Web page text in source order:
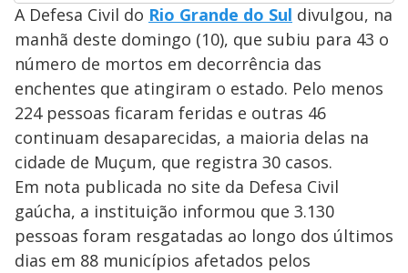
A Defesa Civil do Rio Grande do Sul divulgou, na
manhã deste domingo (10), que subiu para 43 o
número de mortos em decorrência das
enchentes que atingiram o estado. Pelo menos
224 pessoas ficaram feridas e outras 46
continuam desaparecidas, a maioria delas na
cidade de Muçum, que registra 30 casos.
Em nota publicada no site da Defesa Civil
gaúcha, a instituição informou que 3.130
pessoas foram resgatadas ao longo dos últimos
dias em 88 municípios afetados pelos